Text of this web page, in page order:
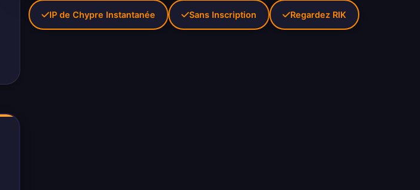
IP de Chypre Instantanée Sans Inscription Regardez RIK